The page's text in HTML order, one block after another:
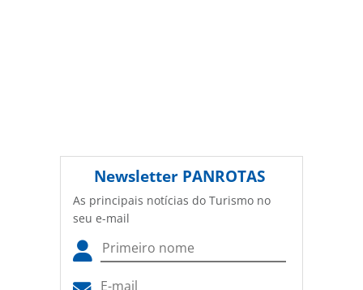
Newsletter PANROTAS
As principais notícias do Turismo no
seu e-mail